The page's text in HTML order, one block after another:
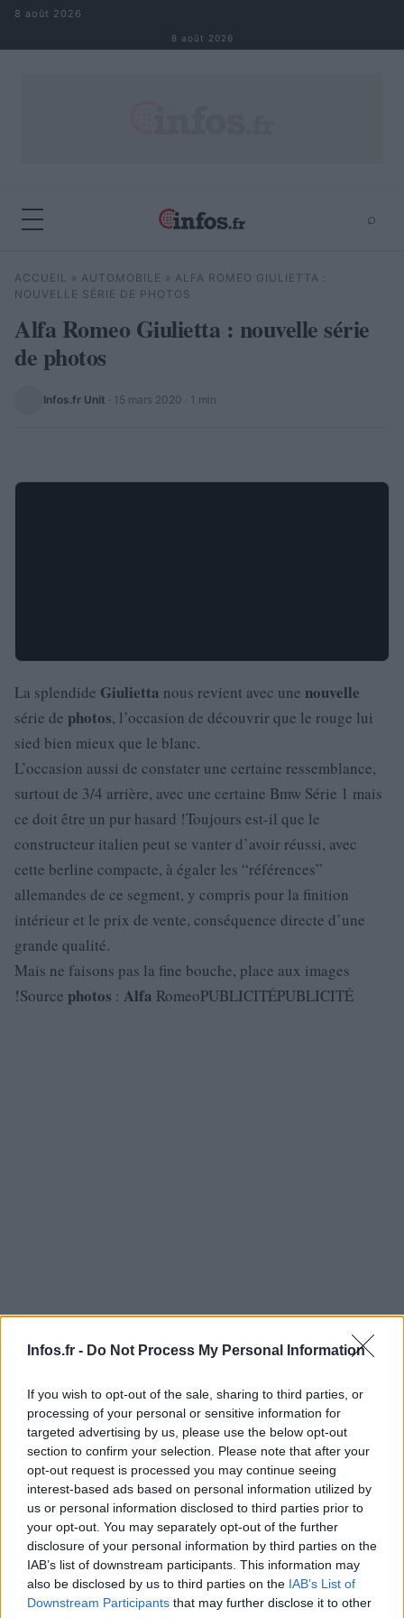
Infos.fr - Do Not Process My Personal Information
If you wish to opt-out of the sale, sharing to third parties, or
processing of your personal or sensitive information for
targeted advertising by us, please use the below opt-out
section to confirm your selection. Please note that after your
opt-out request is processed you may continue seeing
interest-based ads based on personal information utilized by
us or personal information disclosed to third parties prior to
your opt-out. You may separately opt-out of the further
disclosure of your personal information by third parties on the
IAB’s list of downstream participants. This information may
also be disclosed by us to third parties on the IAB’s List of
Downstream Participants that may further disclose it to other
Aller au contenu
8 août 2026
8 août 2026
⌕
Rechercher
ACCUEIL » AUTOMOBILE » ALFA ROMEO GIULIETTA :
NOUVELLE SÉRIE DE PHOTOS
Alfa Romeo Giulietta : nouvelle série
de photos
Infos.fr Unit · 15 mars 2020 · 1 min
La splendide Giulietta nous revient avec une nouvelle
série de photos, l’occasion de découvrir que le rouge lui
sied bien mieux que le blanc.
L’occasion aussi de constater une certaine ressemblance,
surtout de 3/4 arrière, avec une certaine Bmw Série 1 mais
ce doit être un pur hasard !Toujours est-il que le
constructeur italien peut se vanter d’avoir réussi, avec
cette berline compacte, à égaler les “références”
allemandes de ce segment, y compris pour la finition
intérieur et le prix de vente, conséquence directe d’une
grande qualité.
Mais ne faisons pas la fine bouche, place aux images
!Source photos : Alfa RomeoPUBLICITÉPUBLICITÉ
Infos.fr Unit